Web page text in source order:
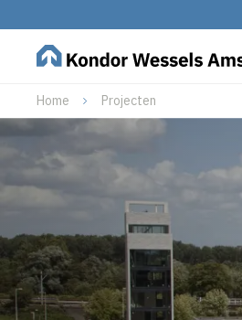
Home Projecten